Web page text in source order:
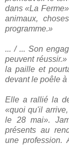
dans «La
animaux,
programme.»
... / ... Son
peuvent
la paille et
devant le poêle
Elle a rallié la
«quoi qu'il
le 28 mai».
présents au
une profession.